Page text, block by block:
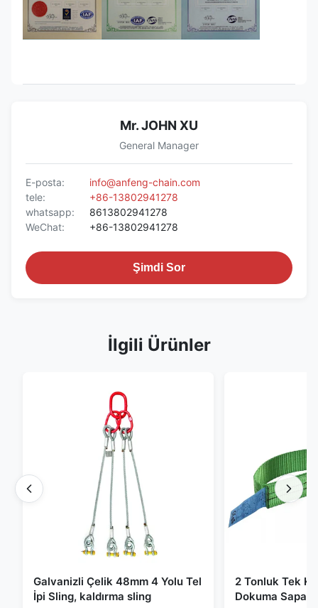
Mr. JOHN XU
General Manager
E-posta:
info@anfeng-chain.com
tele:
+86-13802941278
whatsapp:
8613802941278
WeChat:
+86-13802941278
Şimdi Sor
İlgili Ürünler
Galvanizli Çelik 48mm 4 Yolu Tel
İpi Sling, kaldırma sling
2 Tonluk Tek
Dokuma